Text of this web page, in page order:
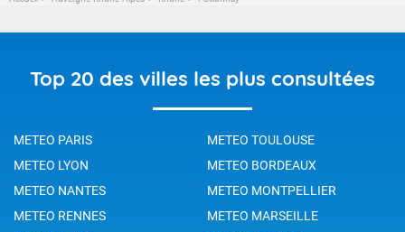
Top 20 des villes les plus consultées
METEO PARIS
METEO TOULOUSE
METEO LYON
METEO BORDEAUX
METEO NANTES
METEO MONTPELLIER
METEO RENNES
METEO MARSEILLE